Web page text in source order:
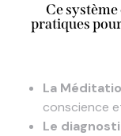
Ce
pratiques
La
conscience
Le